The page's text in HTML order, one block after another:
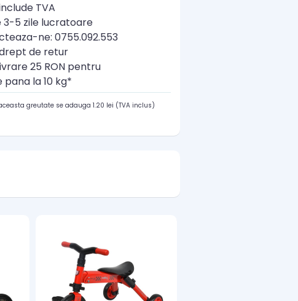
TVA
3-5 zile lucratoare
ne: 0755.092.553
de retur
25 RON pentru
la 10 kg*
greutate se adauga 1.20 lei (TVA inclus)